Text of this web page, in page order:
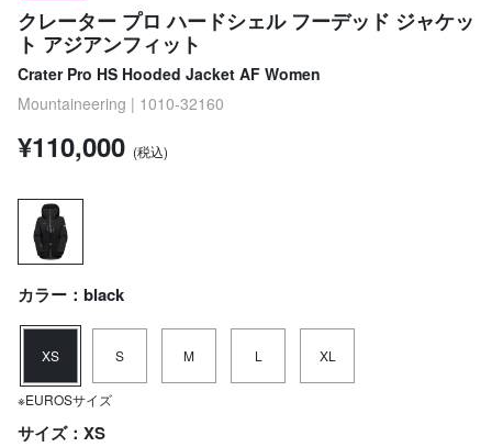
クレーター プロ ハードシェル フーデッド ジャケッ
ト アジアンフィット
Crater Pro HS Hooded Jacket AF Women
Mountaineering | 1010-32160
¥110,000 (税込)
カラー：black
XS S M L XL
※EUROSサイズ
サイズ：XS